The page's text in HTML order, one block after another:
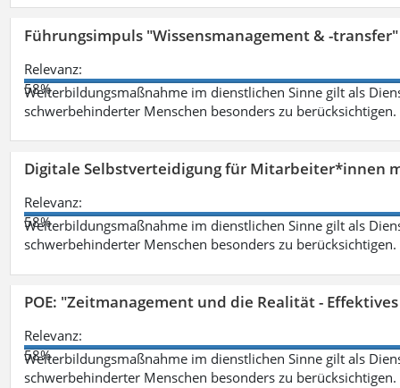
Führungsimpuls "Wissensmanagement & -
Relevanz:
58%
Weiterbildungsmaßnahme im dienstlichen Sinne gilt als
schwerbehinderter Menschen besonders zu berücksichtigen.
Digitale Selbstverteidigung für Mitarbeiter*innen
Relevanz:
58%
Weiterbildungsmaßnahme im dienstlichen Sinne gilt als
schwerbehinderter Menschen besonders zu berücksichtigen.
POE: "Zeitmanagement und die Realität -
Relevanz:
58%
Weiterbildungsmaßnahme im dienstlichen Sinne gilt als
schwerbehinderter Menschen besonders zu berücksichtigen.